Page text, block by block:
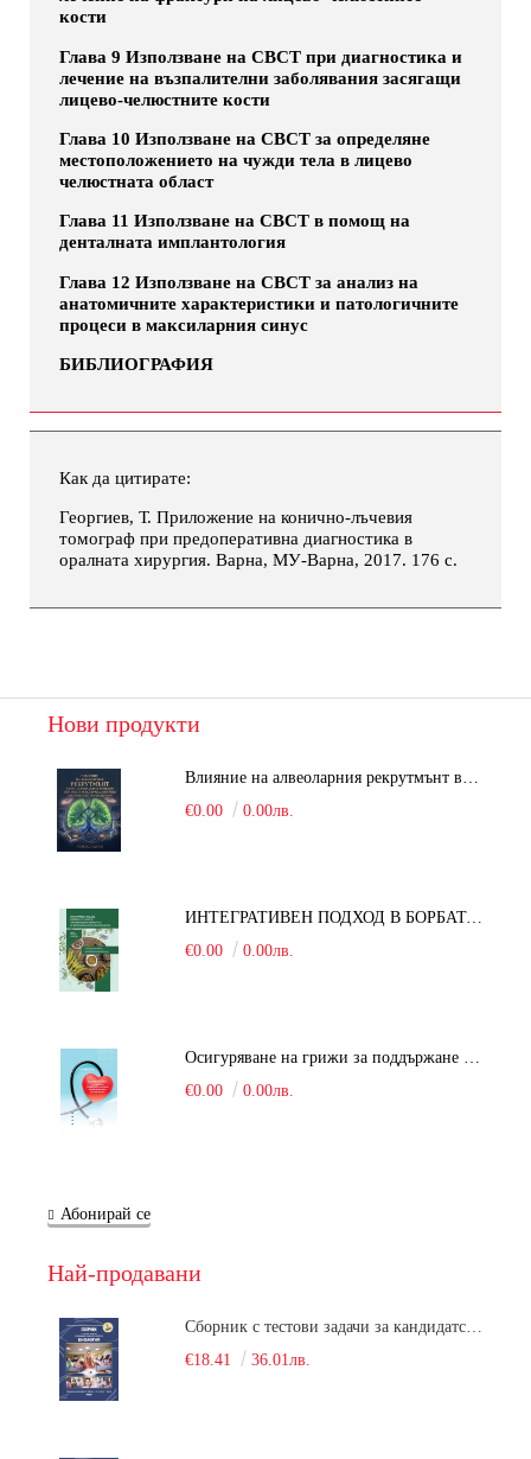
кости
Глава 9 Използване на СВСТ при диагностика и
лечение на възпалителни заболявания засягащи
лицево-челюстните кости
Глава 10 Използване на СВСТ за определяне
местоположението на чужди тела в лицево
челюстната област
Глава 11 Използване на СВСТ в помощ на
денталната имплантология
Глава 12 Използване на СВСТ за анализ на
анатомичните характеристики и патологичните
процеси в максиларния синус
БИБЛИОГРАФИЯ
Как да цитирате:
Георгиев, Т. Приложение на конично-лъчевия
томограф при предоперативна диагностика в
оралната хирургия. Варна, МУ-Варна, 2017. 176 с.
Нови продукти
€0.00
0.00лв.
ИНТЕГРАТИВЕН ПОДХОД В БОРБАТА С COVID-19: От патогенезата на Sars-Cov-2 до фитомедицината и етноботаниката. Антивирусна активност и терапевтичен потенциал на българските лечебни растения
€0.00
0.00лв.
€0.00
0.00лв.
Абонирай се
Най-продавани
€18.41
36.01лв.